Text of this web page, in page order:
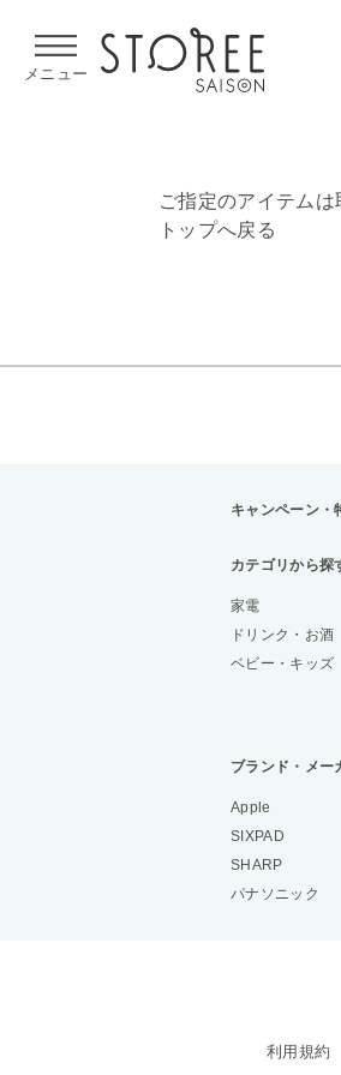
メニュー
ご指定のアイテム
トップへ戻る
キャンペーン・
カテゴリから探
家電
ドリンク・お酒
ベビー・キッズ
ブランド・メー
Apple
SIXPAD
SHARP
パナソニック
利用規約